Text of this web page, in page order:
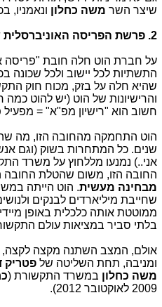
שיצר השר משה כחלון ונאמניו,
2. פרשת הפריסה האוניברסלית של הוט
על חברת הוט חלה חובת "פריסה
התשתיות לכל יישוב ולכל שכונה
שהיא חלה על בזק, מכוח חוק
והרישיונות של הוט (יש להוט כמה
חשוב הוא "רישיון מפ"א" = מפעיל
הוט התחמקה מהחובה הזו, מה
שנים. כל המתחרות בשוק (וגם
אני..) נמנעו מללחוץ על משרד
החובה הזו, משום שהטלת החובה
מבחינה מעשית. הוט הייתה
שחייבת מיליארדים לבנקים
ממוטטת אותה כלכלית באופן
בלתי סביר במציאות עולם
אולם, המצב השתנה מקצה לקצה,
ומניבה, תחת השליטה של פטריק
משה כחלון במשרד התקשורת (
2009 לאוקטובר 2012).